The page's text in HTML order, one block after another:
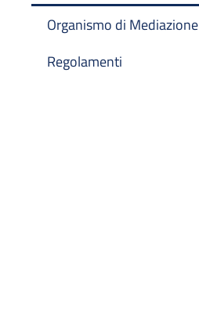
Organismo di Mediazione
Regolamenti